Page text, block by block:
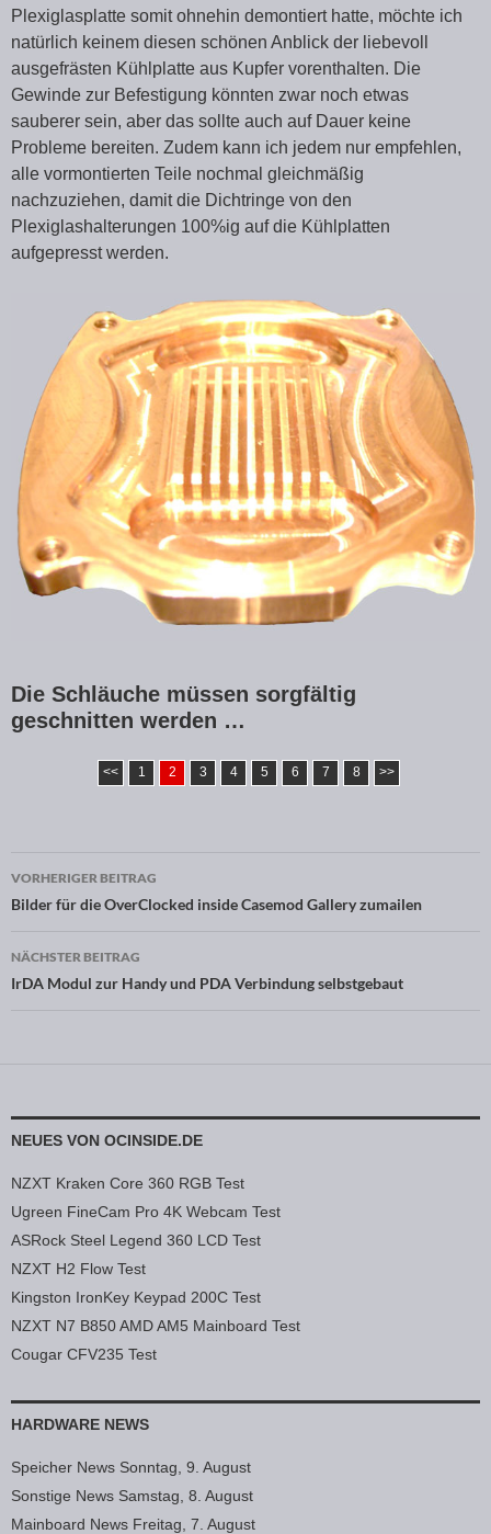
Plexiglasplatte somit ohnehin demontiert hatte, möchte ich
natürlich keinem diesen schönen Anblick der liebevoll
ausgefrästen Kühlplatte aus Kupfer vorenthalten. Die
Gewinde zur Befestigung könnten zwar noch etwas
sauberer sein, aber das sollte auch auf Dauer keine
Probleme bereiten. Zudem kann ich jedem nur empfehlen,
alle vormontierten Teile nochmal gleichmäßig
nachzuziehen, damit die Dichtringe von den
Plexiglashalterungen 100%ig auf die Kühlplatten
aufgepresst werden.
Die Schläuche müssen sorgfältig
geschnitten werden …
<< 1 2 3 4 5 6 7 8 >>
Beitragsnavigation
VORHERIGER BEITRAG
Bilder für die OverClocked inside Casemod Gallery zumailen
NÄCHSTER BEITRAG
IrDA Modul zur Handy und PDA Verbindung selbstgebaut
NEUES VON OCINSIDE.DE
NZXT Kraken Core 360 RGB Test
Ugreen FineCam Pro 4K Webcam Test
ASRock Steel Legend 360 LCD Test
NZXT H2 Flow Test
Kingston IronKey Keypad 200C Test
NZXT N7 B850 AMD AM5 Mainboard Test
Cougar CFV235 Test
HARDWARE NEWS
Speicher News Sonntag, 9. August
Sonstige News Samstag, 8. August
Mainboard News Freitag, 7. August